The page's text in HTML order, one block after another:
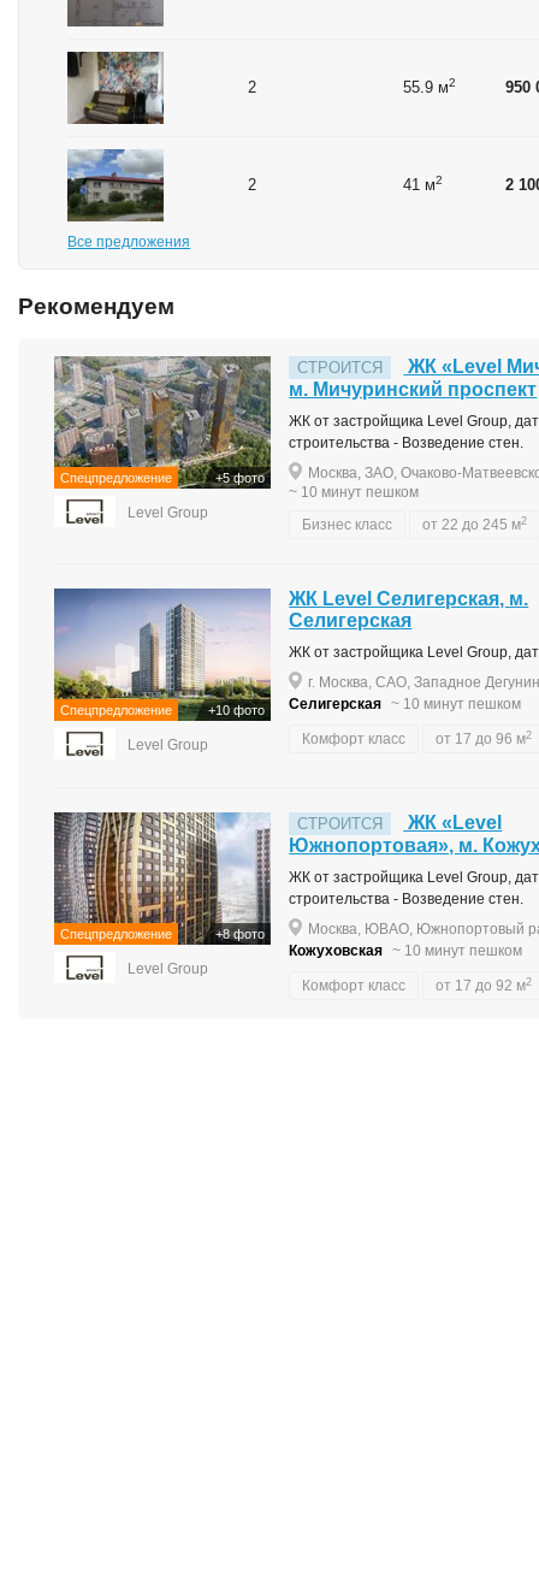
2 55.9 м2 950
2 41 м2 2
Все предложения
Рекомендуем
Спецпредложение +5 фото
Level Group
СТРОИТСЯ
ЖК «Level
м. Мичуринский проспект
ЖК от застройщика Level Group,
строительства - Возведение стен.
Москва, ЗАО, Очаково-
~ 10 минут пешком
Бизнес класс
от 22 до 245 м2
Спецпредложение +10 фото
Level Group
ЖК Level Селигерская, м.
Селигерская
ЖК от застройщика Level Group,
г. Москва, САО, Западное
Селигерская ~ 10 минут пешком
Комфорт класс от 17 до 96 м2
Спецпредложение +8 фото
Level Group
СТРОИТСЯ
ЖК «Level
Южнопортовая», м.
ЖК от застройщика Level Group,
строительства - Возведение стен.
Москва, ЮВАО, Южнопортовый
Кожуховская ~ 10 минут пешком
Комфорт класс от 17 до 92 м2